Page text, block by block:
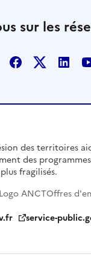
sur les
Facebook
X
des territoires
des
fragilisés.
Logo ANCTOffres
service-